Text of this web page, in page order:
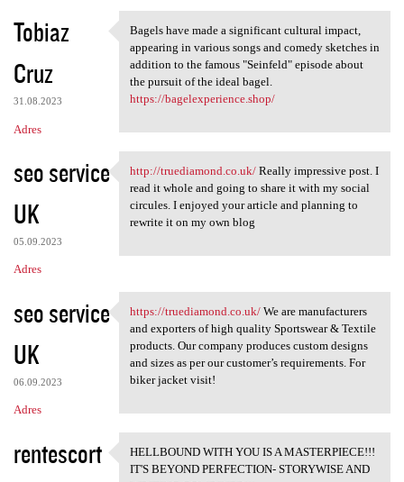
Tobiaz
Cruz
31.08.2023
Adres
Bagels have made a
Bagels have made a significant cultural impact,
appearing in various songs and comedy sketches in
addition to the famous "Seinfeld" episode about
the pursuit of the ideal bagel.
https://bagelexperience.shop/
seo service
UK
05.09.2023
Adres
http://truediamond.co.uk/
http://truediamond.co.uk/Really impressive post. I
read it whole and going to share it with my social
circules. I enjoyed your article and planning to
rewrite it on my own blog
seo service
UK
06.09.2023
Adres
https://truediamond.co.uk/ We
https://truediamond.co.uk/We are manufacturers
and exporters of high quality Sportswear & Textile
products. Our company produces custom designs
and sizes as per our customer’s requirements. For
biker jacket visit!
rentescort
HELLBOUND WITH YOU IS A
HELLBOUND WITH YOU IS A MASTERPIECE!!!
IT'S BEYOND PERFECTION- STORYWISE AND